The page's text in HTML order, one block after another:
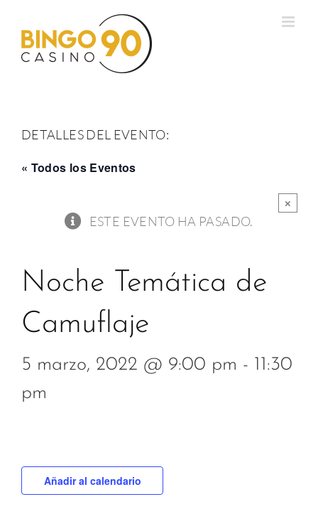
contenido
DETALLES DEL EVENTO:
« Todos los Eventos
×
ESTE EVENTO HA PASADO.
Noche Temática de
Camuflaje
5 marzo, 2022 @ 9:00 pm - 11:30
pm
Añadir al calendario